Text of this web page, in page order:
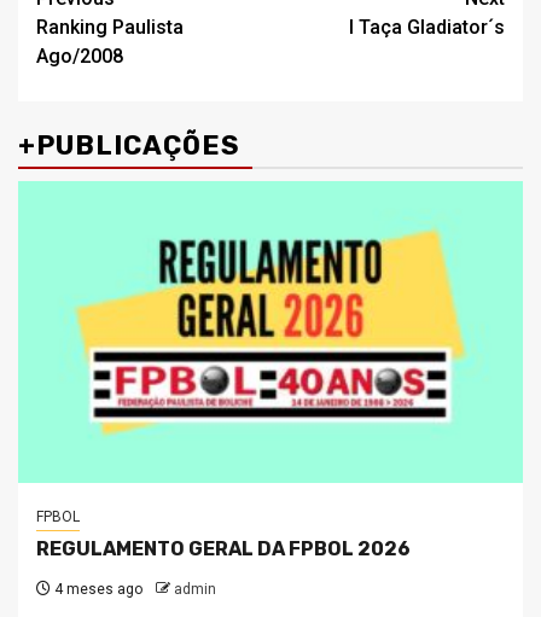
navigation
Ranking Paulista
Ago/2008
I Taça Gladiator´s
+PUBLICAÇÕES
FPBOL
REGULAMENTO GERAL DA FPBOL 2026
4 meses ago admin